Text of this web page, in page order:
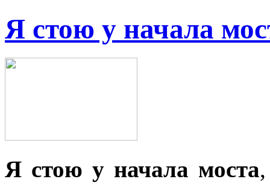
Я стою у начала
Я стою у начала моста